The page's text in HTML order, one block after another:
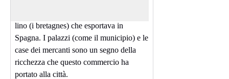
lino (i bretagnes) che esportava in
Spagna. I palazzi (come il municipio) e le
case dei mercanti sono un segno della
ricchezza che questo commercio ha
portato alla città.